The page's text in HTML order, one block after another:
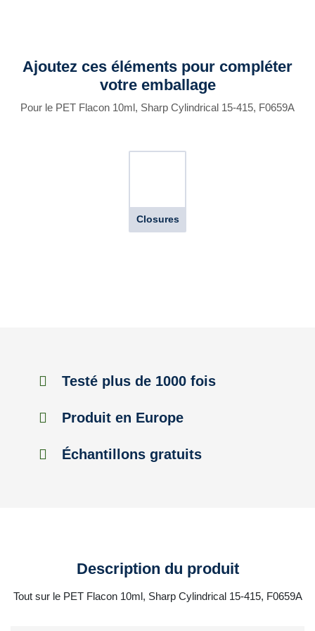
Ajoutez ces éléments pour compléter
votre emballage
Pour le PET Flacon 10ml, Sharp Cylindrical 15-415, F0659A
Closures
Testé plus de 1000 fois
Produit en Europe
Échantillons gratuits
Description du produit
Tout sur le PET Flacon 10ml, Sharp Cylindrical 15-415, F0659A